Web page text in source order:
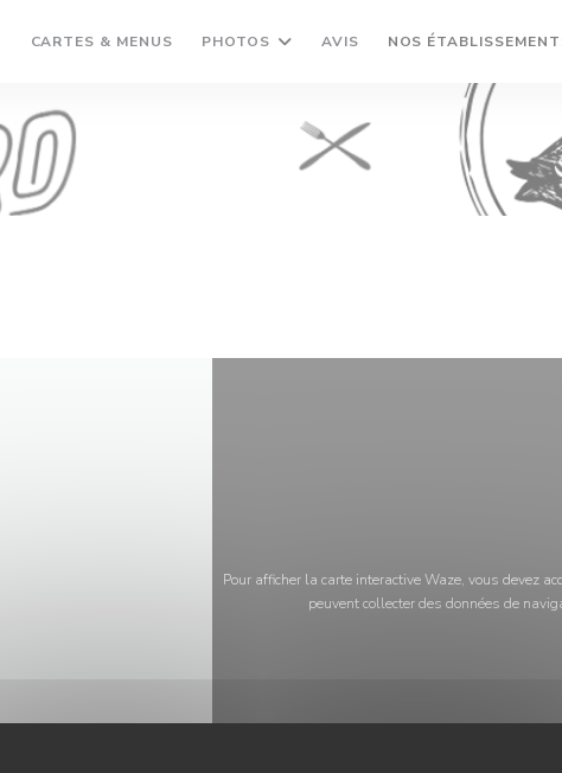
CARTES & MENUS PHOTOS AVIS NOS
Pour afficher la carte interactive Waze, vous devez
peuvent collecter des données de